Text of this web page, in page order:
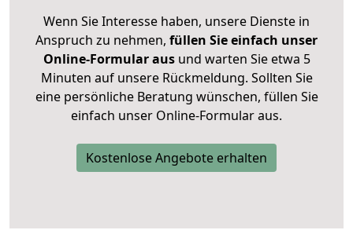
Wenn Sie Interesse haben, unsere Dienste in
Anspruch zu nehmen, füllen Sie einfach unser
Online-Formular ausund warten Sie etwa 5
Minuten auf unsere Rückmeldung. Sollten Sie
eine persönliche Beratung wünschen, füllen Sie
einfach unser Online-Formular aus.
Kostenlose Angebote erhalten